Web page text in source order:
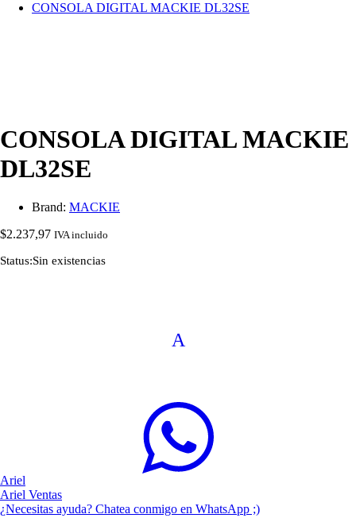
CONSOLA DIGITAL MACKIE DL32SE
CONSOLA DIGITAL MACKIE
DL32SE
Brand: MACKIE
$2.237,97 IVA incluido
Status:Sin existencias
Ariel
Ariel Ventas
¿Necesitas ayuda? Chatea conmigo en WhatsApp ;)